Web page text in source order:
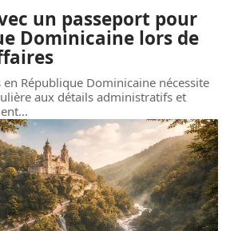
un passeport pour
Dominicaine lors de
en République Dominicaine nécessite
aux détails administratifs et
…